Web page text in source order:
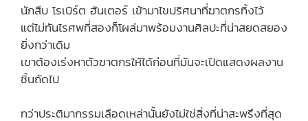
นักสืบ โรเบิร์ต ฮันเตอร์ เข้ามาไขปริศนาที่ฆาตกรทิ้งไว้
แต่ไม่ทันไรศพที่สองก็โผล่มาพร้อมงานศิลปะที่น่าสยดสยอง
ยิ่งกว่าเดิม
เขาต้องเร่งหาตัวฆาตกรให้ได้ก่อนที่มันจะเปิดแสดงผลงาน
ชิ้นถัดไป
ทว่าประติมากรรมเลือดเหล่านั้นยังไม่ใช่สิ่งที่น่าสะพรึงที่สุด